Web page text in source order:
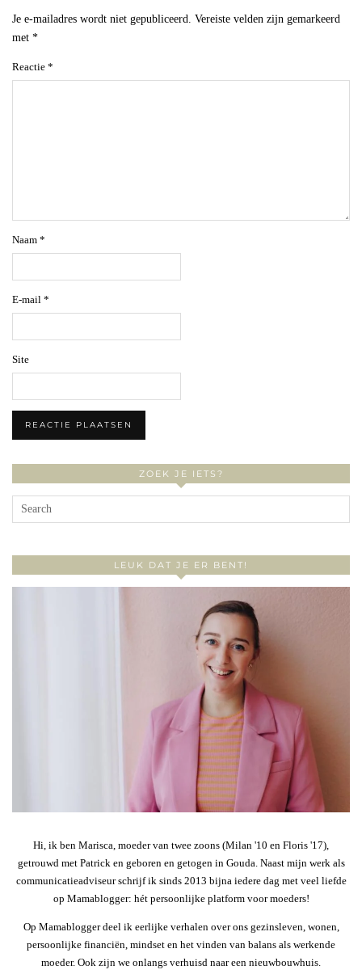
Je e-mailadres wordt niet gepubliceerd. Vereiste velden zijn gemarkeerd
met *
Reactie *
Naam *
E-mail *
Site
ZOEK JE IETS?
LEUK DAT JE ER BENT!
Hi, ik ben Marisca, moeder van twee zoons (Milan '10 en Floris '17),
getrouwd met Patrick en geboren en getogen in Gouda. Naast mijn werk als
communicatieadviseur schrijf ik sinds 2013 bijna iedere dag met veel liefde
op Mamablogger: hét persoonlijke platform voor moeders!
Op Mamablogger deel ik eerlijke verhalen over ons gezinsleven, wonen,
persoonlijke financiën, mindset en het vinden van balans als werkende
moeder. Ook zijn we onlangs verhuisd naar een nieuwbouwhuis.